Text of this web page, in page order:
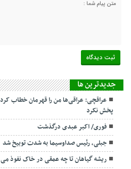
جديدترين ها
عراقچی: عراقی‌ها من را قهرمان خطاب
پخش نکرد
فوری/ اکبر عبدی درگذشت
جبلی، رئیس صداوسیما به شدت توبیخ شد
ریشه گیاهان تا چه عمقی در خاک نفوذ می